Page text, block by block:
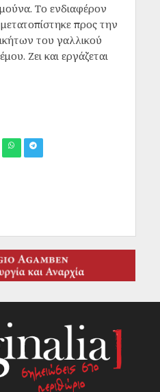
Το ενδιαφέρον
προς την
του γαλλικού
Ζει και εργάζεται